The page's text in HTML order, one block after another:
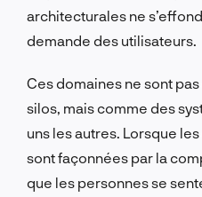
architecturales ne
demande des utilisateurs.
Ces domaines ne sont
silos, mais comme des
uns les autres. Lorsque
sont façonnées par la
que les personnes se